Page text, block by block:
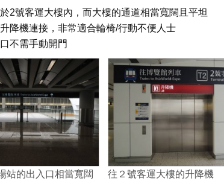
2號客運大樓內，而大樓的通道相當寬闊且平坦
降機連接，非常適合輪椅/行動不便人士
不需手動開門
站的出入口相當寬闊 往２號客運大樓的升降機